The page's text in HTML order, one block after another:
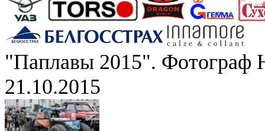
"Паплавы 2015". Фотограф
21.10.2015